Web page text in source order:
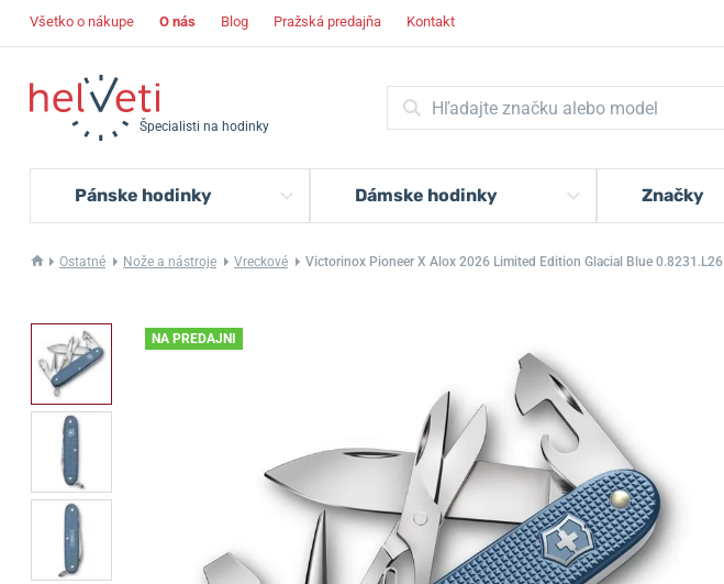
Všetko o nákupe O nás Blog Pražská predajňa Kontakt
Špecialisti na hodinky
Pánske hodinky Dámske hodinky Značky
Ostatné Nože a nástroje Vreckové Victorinox Pioneer X Alox 2026 Limited Edition Glacial Blue 0.8231.L26
NA PREDAJNI